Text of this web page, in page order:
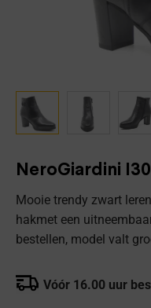
NeroGiardini
Mooie trendy zwart
hakmet een
bestellen, model valt
Vóór 16.00 uur